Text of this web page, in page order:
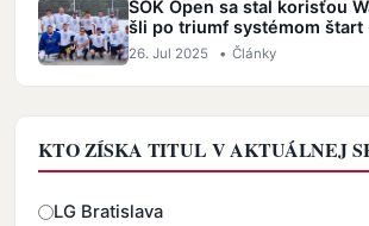
ŠOK Open sa stal korisťou
šli po triumf systémom
26. Jul 2025 • Články
KTO ZÍSKA TITUL V AKTUÁLNEJ
Odpovede
LG Bratislava